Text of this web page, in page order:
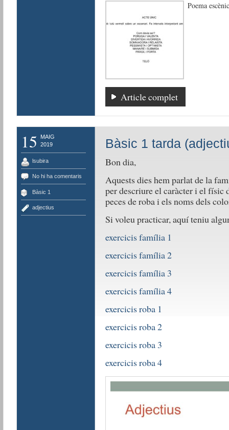
Poema
Article complet
15
MAIG
2019
lsubira
No hi ha comentaris
Bàsic 1
adjectius
Bàsic 1 tarda
Bon dia,
Aquests dies hem parlat de la
per descriure el caràcter i el físic
peces de roba i els noms dels
Si voleu practicar, aquí teniu
exercicis família 1
exercicis família 2
exercicis família 3
exercicis família 4
exercicis roba 1
exercicis roba 2
exercicis roba 3
exercicis roba 4